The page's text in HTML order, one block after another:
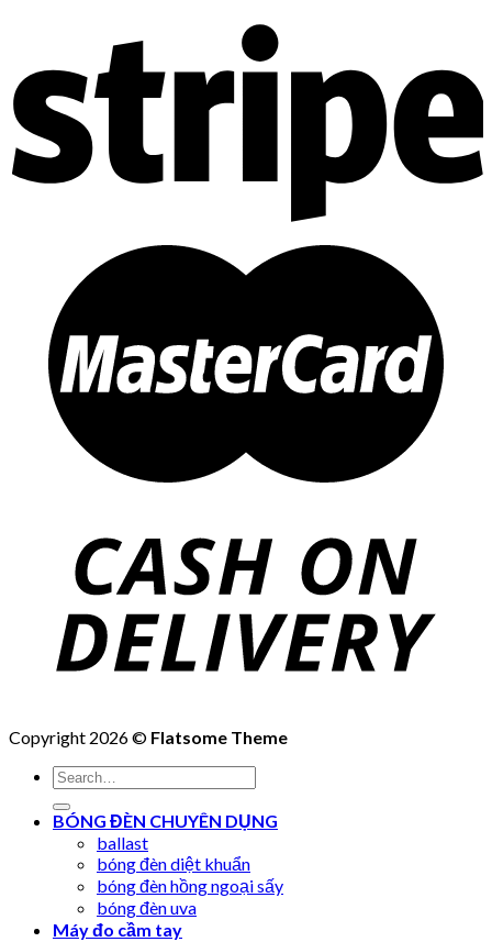
Copyright 2026 © Flatsome Theme
Search
for:
BÓNG ĐÈN CHUYÊN DỤNG
ballast
bóng đèn diệt khuẩn
bóng đèn hồng ngoại sấy
bóng đèn uva
Máy đo cầm tay